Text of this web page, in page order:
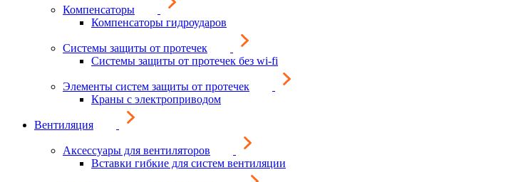
Компенсаторы
Компенсаторы гидроударов
Системы защиты от протечек
Системы защиты от протечек без wi-fi
Элементы систем защиты от протечек
Краны с электроприводом
Вентиляция
Аксессуары для вентиляторов
Вставки гибкие для систем вентиляции